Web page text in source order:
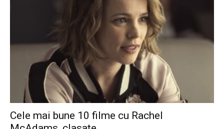
Cele mai bune 10 filme cu Rachel